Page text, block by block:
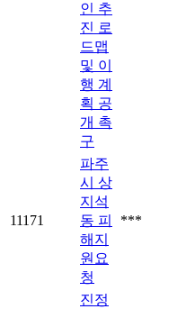
인 추
진 로
드맵
및 이
행 계
획 공
개 촉
구
11171
파주
시 상
지석
동 피
해지
원요
청
***
진정